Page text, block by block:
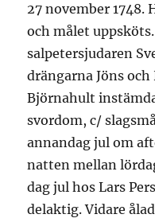
27 november 1748.
och målet
salpetersjudaren
drängarna Jöns
Björnahult
svordom, c/
annandag jul om
natten mellan
dag jul hos Lars
delaktig. Vidare